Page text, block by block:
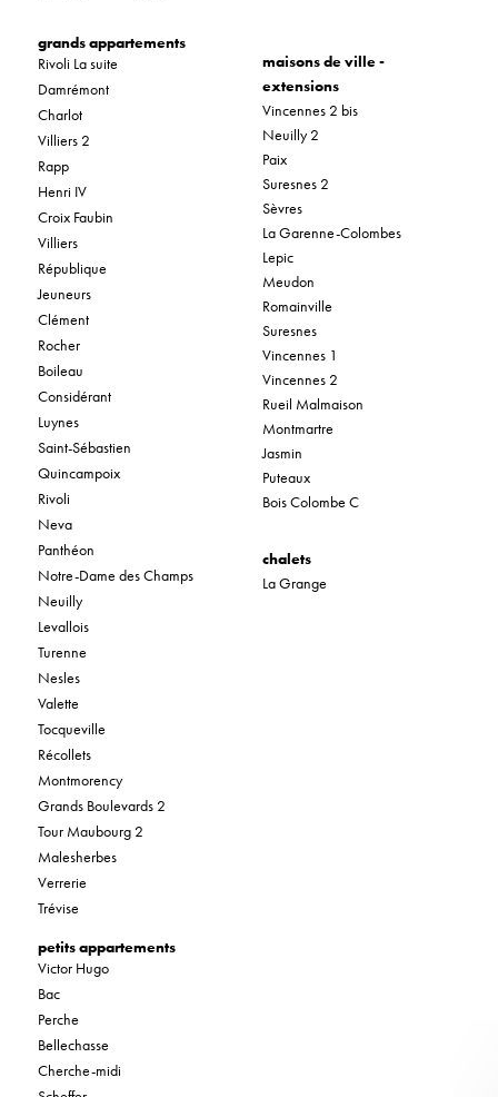
grands appartements
Rivoli La suite
Damrémont
Charlot
Villiers 2
Rapp
Henri IV
Croix Faubin
Villiers
République
Jeuneurs
Clément
Rocher
Boileau
Considérant
Luynes
Saint-Sébastien
Quincampoix
Rivoli
Neva
Panthéon
Notre-Dame des Champs
Neuilly
Levallois
Turenne
Nesles
Valette
Tocqueville
Récollets
Montmorency
Grands Boulevards 2
Tour Maubourg 2
Malesherbes
Verrerie
Trévise
petits appartements
Victor Hugo
Bac
Perche
Bellechasse
Cherche-midi
maisons de ville -
extensions
Vincennes 2 bis
Neuilly 2
Paix
Suresnes 2
Sèvres
La Garenne-Colombes
Lepic
Meudon
Romainville
Suresnes
Vincennes 1
Vincennes 2
Rueil Malmaison
Montmartre
Jasmin
Puteaux
Bois Colombe C
chalets
La Grange